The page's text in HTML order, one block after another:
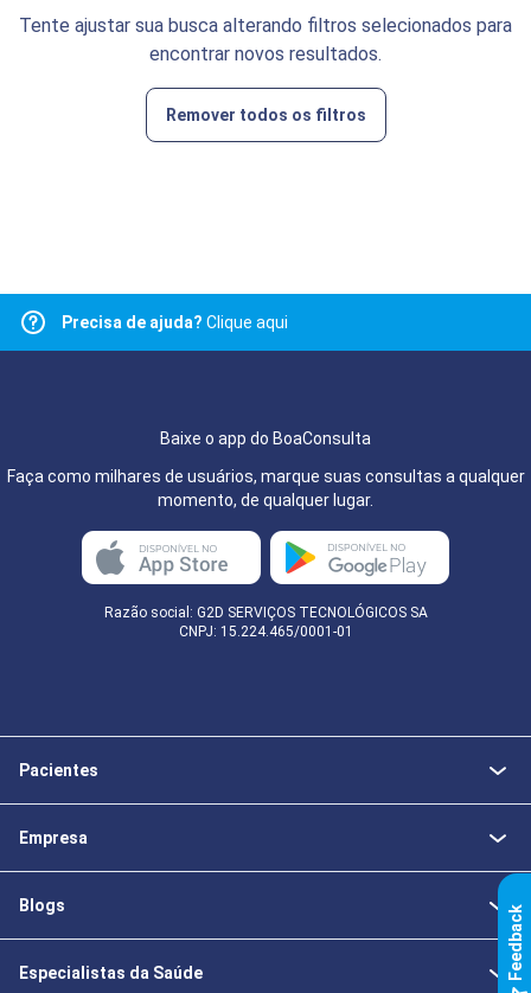
Tente ajustar sua busca alterando filtros selecionados para
encontrar novos resultados.
Remover todos os filtros
Precisa de ajuda? Clique aqui
Baixe o app do BoaConsulta
Faça como milhares de usuários, marque suas consultas a qualquer
momento, de qualquer lugar.
Razão social: G2D SERVIÇOS TECNOLÓGICOS SA
CNPJ: 15.224.465/0001-01
Pacientes
Empresa
Blogs
Especialistas da Saúde k